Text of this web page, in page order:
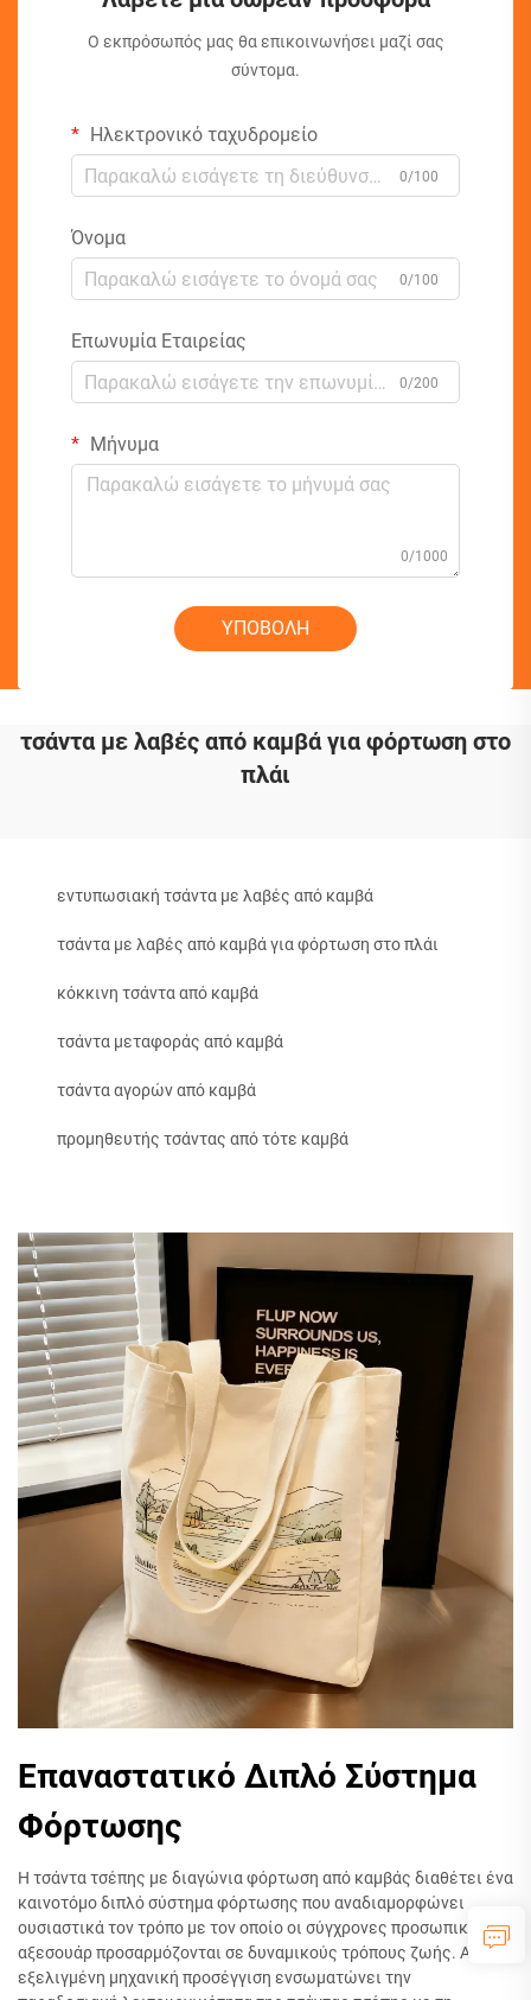
Ο εκπρόσωπός μας θα επικοινωνήσει μαζί σας
σύντομα.
Ηλεκτρονικό ταχυδρομείο
0/100
Όνομα
0/100
Επωνυμία Εταιρείας
0/200
Μήνυμα
0/1000
ΥΠΟΒΟΛΗ
τσάντα με λαβές από καμβά για φόρτωση στο
πλάι
εντυπωσιακή τσάντα με λαβές από καμβά
τσάντα με λαβές από καμβά για φόρτωση στο πλάι
κόκκινη τσάντα από καμβά
τσάντα μεταφοράς από καμβά
τσάντα αγορών από καμβά
προμηθευτής τσάντας από τότε καμβά
Επαναστατικό Διπλό Σύστημα
Φόρτωσης
Η τσάντα τσέπης με διαγώνια φόρτωση από καμβάς διαθέτει ένα
καινοτόμο διπλό σύστημα φόρτωσης που αναδιαμορφώνει
ουσιαστικά τον τρόπο με τον οποίο οι σύγχρονες προσωπικές
αξεσουάρ προσαρμόζονται σε δυναμικούς τρόπους ζωής. Αυτή η
εξελιγμένη μηχανική προσέγγιση ενσωματώνει την